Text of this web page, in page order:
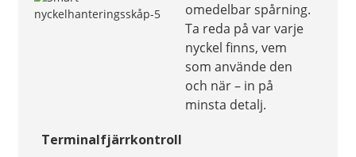
omedelbar spårning.
Ta reda på var varje
nyckel finns, vem
som använde den
och när – in på
minsta detalj.
Terminalfjärrkontroll